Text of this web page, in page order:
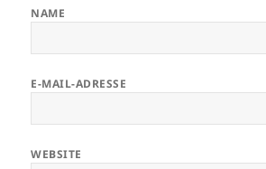
NAME
E-MAIL-ADRESSE
WEBSITE